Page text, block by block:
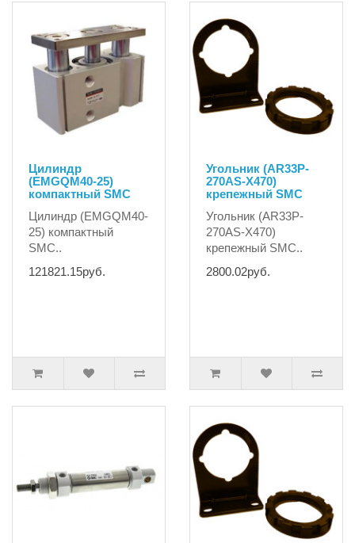
Цилиндр
(EMGQM40-25)
компактный SMC
Цилиндр (EMGQM40-
25) компактный
SMC..
121821.15руб.
Угольник (AR33P-
270AS-X470)
крепежный SMC
Угольник (AR33P-
270AS-X470)
крепежный SMC..
2800.02руб.